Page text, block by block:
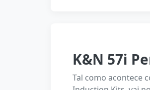
K&N 57i
Tal como acontece